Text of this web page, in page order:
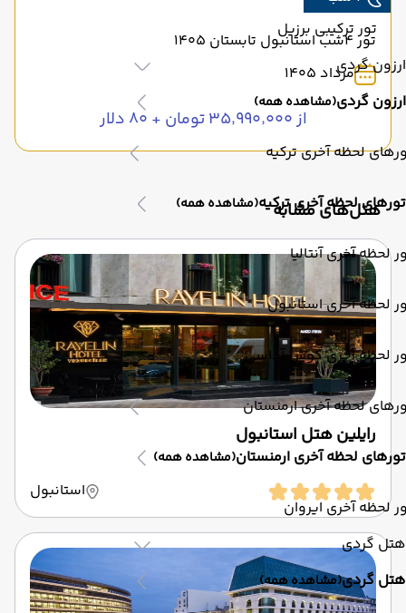
تور ترکیبی برزیل
ارزون گردی
ارزون گردی(مشاهده همه)
لحظه آخری ترکیه
تورهای لحظه آخری ترکیه(مشاهده همه)
لحظه آخری آنتالیا
لحظه آخری استانبول
لحظه آخری کوش آداسی
لحظه آخری ارمنستان
تورهای لحظه آخری ارمنستان(مشاهده همه)
لحظه آخری ایروان
هتل گردی
هتل گردی(مشاهده همه)
تور 4شب استانبول تابستان 1405
مرداد 1405
از ۳۵٬۹۹۰٬۰۰۰ تومان + ۸۰ دلار
‌هتل‌های مشابه
رایلین هتل استانبول
استانبول